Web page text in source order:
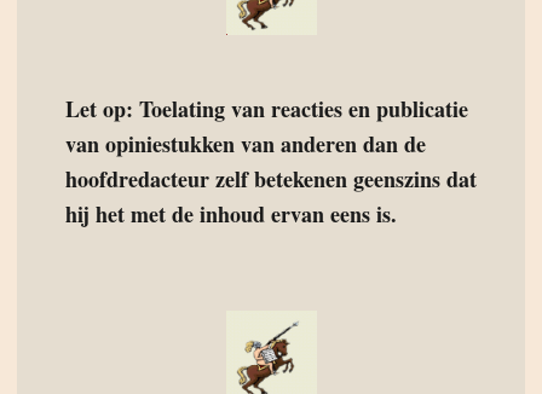
Let op: Toelating van reacties en publicatie
van opiniestukken van anderen dan de
hoofdredacteur zelf betekenen geenszins dat
hij het met de inhoud ervan eens is.